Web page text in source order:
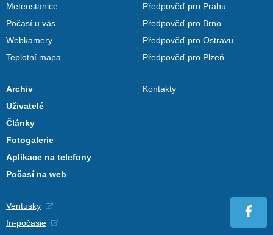
Meteostanice
Počasí u vás
Webkamery
Teplotní mapa
Předpověď pro Prahu
Předpověď pro Brno
Předpověď pro Ostravu
Předpověď pro Plzeň
Archiv
Uživatelé
Články
Fotogalerie
Aplikace na telefony
Počasí na web
Kontakty
Ventusky
In-počasie